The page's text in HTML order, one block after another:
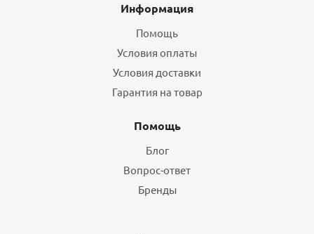
Информация
Помощь
Условия оплаты
Условия доставки
Гарантия на товар
Помощь
Блог
Вопрос-ответ
Бренды